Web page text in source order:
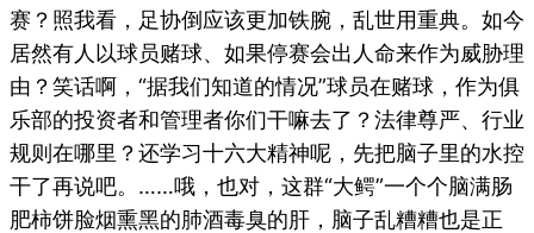
赛？照我看，足协倒应该更加铁腕，乱世用重典。如今
居然有人以球员赌球、如果停赛会出人命来作为威胁理
由？笑话啊，“据我们知道的情况”球员在赌球，作为俱
乐部的投资者和管理者你们干嘛去了？法律尊严、行业
规则在哪里？还学习十六大精神呢，先把脑子里的水控
干了再说吧。……哦，也对，这群“大鳄”一个个脑满肠
肥柿饼脸烟熏黑的肺酒毒臭的肝，脑子乱糟糟也是正